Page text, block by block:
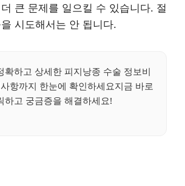
큰 문제를 일으킬 수 있습니다. 절
시도해서는 안 됩니다.
확하고 상세한 피지낭종 수술 정보비
항까지 한눈에 확인하세요지금 바로
하고 궁금증을 해결하세요!